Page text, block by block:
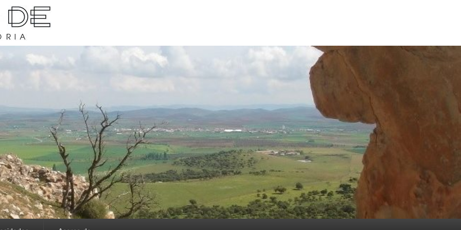
y su historia